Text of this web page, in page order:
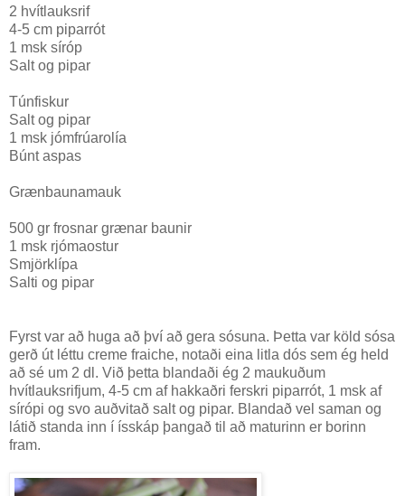
2 hvítlauksrif
4-5 cm piparrót
1 msk síróp
Salt og pipar
Túnfiskur
Salt og pipar
1 msk jómfrúarolía
Búnt aspas
Grænbaunamauk
500 gr frosnar grænar baunir
1 msk rjómaostur
Smjörklípa
Salti og pipar
Fyrst var að huga að því að gera sósuna. Þetta var köld sósa
gerð út léttu creme fraiche, notaði eina litla dós sem ég held
að sé um 2 dl. Við þetta blandaði ég 2 maukuðum
hvítlauksrifjum, 4-5 cm af hakkaðri ferskri piparrót, 1 msk af
sírópi og svo auðvitað salt og pipar. Blandað vel saman og
látið standa inn í ísskáp þangað til að maturinn er borinn
fram.